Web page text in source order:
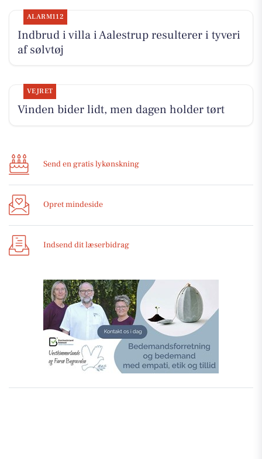
ALARM112
Indbrud i villa i Aalestrup resulterer i tyveri
af sølvtøj
VEJRET
Vinden bider lidt, men dagen holder tørt
Send en gratis lykønskning
Opret mindeside
Indsend dit læserbidrag